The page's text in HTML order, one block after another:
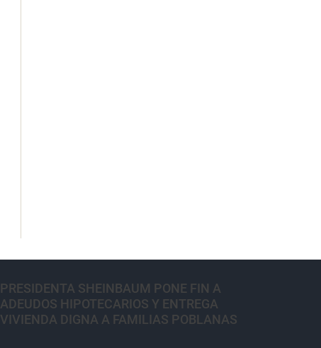
PRESIDENTA SHEINBAUM PONE FIN A
ADEUDOS HIPOTECARIOS Y ENTREGA
VIVIENDA DIGNA A FAMILIAS POBLANAS